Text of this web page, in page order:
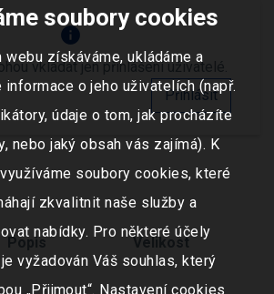
info
vkládat jen přihlášení uživatelé.
Přihlásit
Popis Velikost
soubory cookies
webu získáváme, ukládáme a
informace o jeho uživatelích (např.
údaje o tom, jak procházíte
nebo jaký obsah vás zajímá). K
soubory cookies, které
zkvalitnit naše služby a
nabídky. Pro některé účely
vyžadován Váš souhlas, který
„Přijmout“. Nastavení cookies